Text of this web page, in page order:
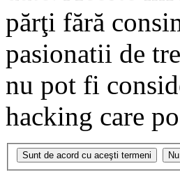
părţi fără
pasionatii de
nu pot fi
hacking care